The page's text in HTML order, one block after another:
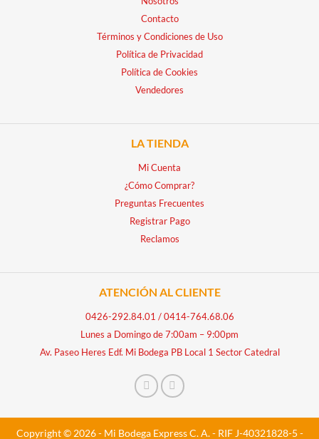
Contacto
Términos y Condiciones de Uso
Política de Privacidad
Política de Cookies
Vendedores
LA TIENDA
Mi Cuenta
¿Cómo Comprar?
Preguntas Frecuentes
Registrar Pago
Reclamos
ATENCIÓN AL CLIENTE
0426-292.84.01 /0414-764.68.06
Lunes a Domingo de 7:00am – 9:00pm
Av. Paseo Heres Edf. Mi Bodega PB Local 1 Sector Catedral
Copyright © 2026 - Mi Bodega Express C. A. - RIF J-40321828-5 -